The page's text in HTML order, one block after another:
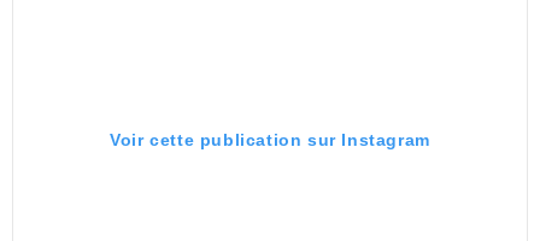
Voir cette publication sur Instagram